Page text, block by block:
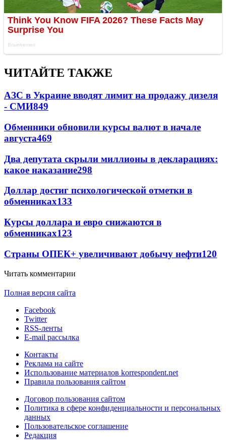
ЧИТАЙТЕ ТАКЖЕ
АЗС в Украине вводят лимит на продажу дизеля
- СМИ849
Обменники обновили курсы валют в начале
августа469
Два депутата скрыли миллионы в декларациях:
какое наказание298
Доллар достиг психологической отметки в
обменниках133
Курсы доллара и евро снижаются в
обменниках123
Страны ОПЕК+ увеличивают добычу нефти120
Читать комментарии
Полная версия сайта
Facebook
Twitter
RSS-ленты
E-mail рассылка
Контакты
Реклама на сайте
Использование материалов korrespondent.net
Правила пользования сайтом
Договор пользования сайтом
Политика в сфере конфиденциальности и персональных
данных
Пользовательское соглашение
Редакция